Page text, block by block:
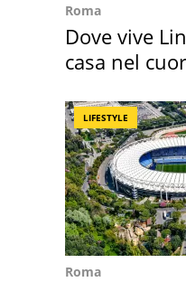
Roma
Dove vive
casa nel
LIFESTYLE
Roma